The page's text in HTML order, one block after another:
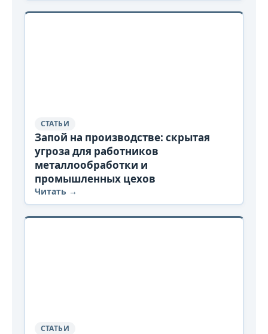
СТАТЬИ
Запой на производстве: скрытая
угроза для работников
металлообработки и
промышленных цехов
Читать →
СТАТЬИ